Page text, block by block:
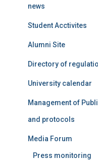
news
Student Acctivites
Alumni Site
Directory of
University calendar
Management of
and protocols
Media Forum
Press monitoring